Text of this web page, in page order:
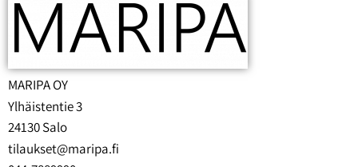
MARIPA OY
Ylhäistentie 3
24130 Salo
tilaukset@maripa.fi